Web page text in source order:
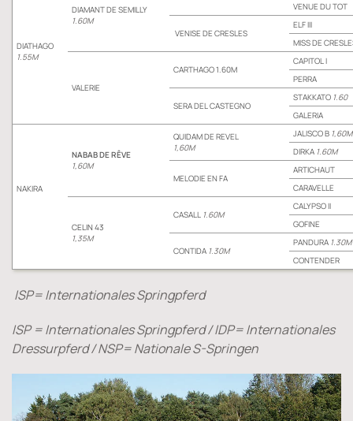
DIATHAGO
1.55M
DIAMANT DE SEMILLY
1.60M
VENUE DU TOT
VENISE DE CRESLES
ELF III
MISS DE
VALERIE
CARTHAGO 1.60M
CAPITOL I
PERRA
SERA DEL CASTEGNO
STAKKATO 1.60
GALERIA
NAKIRA
NABAB DE RÊVE
1,60M
QUIDAM DE REVEL
1,60M
JALISCO B 1,60M
DIRKA 1.60M
MELODIE EN FA
ARTICHAUT
CARAVELLE
CELIN 43
1,35M
CASALL 1.60M
CALYPSO II
GOFINE
CONTIDA 1.30M
PANDURA 1.30M
CONTENDER
ISP= Internationales Springpferd
ISP = Internationales Springpferd / IDP= Internationales
Dressurpferd / NSP= Nationale S-Springen